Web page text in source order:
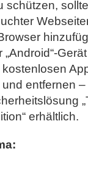
schützen,
entfernen –
erhältlich.